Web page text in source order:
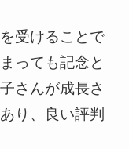
受けることで
っても記念と
さんが成長さ
り、良い評判